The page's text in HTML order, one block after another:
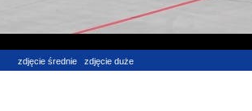
zdjęcie średnie zdjęcie duże